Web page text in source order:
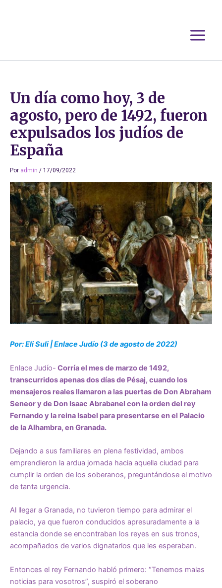
Un día como hoy, 3 de
agosto, pero de 1492, fueron
expulsados los judíos de
España
Por admin / 17/09/2022
Por: Eli Suli | Enlace Judío (3 de agosto de 2022)
Enlace Judío- Corría el mes de marzo de 1492,
transcurridos apenas dos días de Pésaj, cuando los
mensajeros reales llamaron a las puertas de Don Abraham
Seneor y de Don Isaac Abrabanel con la orden del rey
Fernando y la reina Isabel para presentarse en el Palacio
de la Alhambra, en Granada.
Dejando a sus familiares en plena festividad, ambos
emprendieron la ardua jornada hacia aquella ciudad para
cumplir la orden de los soberanos, preguntándose el motivo
de tanta urgencia.
Al llegar a Granada, no tuvieron tiempo para admirar el
palacio, ya que fueron conducidos apresuradamente a la
estancia donde se encontraban los reyes en sus tronos,
acompañados de varios dignatarios que les esperaban.
Entonces el rey Fernando habló primero: “Tenemos malas
noticias para vosotros”, suspiró el soberano